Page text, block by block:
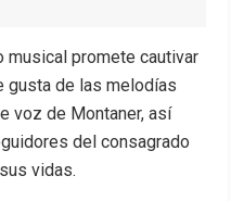
musical promete cautivar
gusta de las melodías
voz de Montaner, así
del consagrado
vidas.